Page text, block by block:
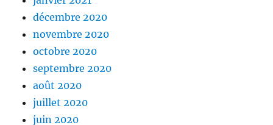
décembre 2020
novembre 2020
octobre 2020
septembre 2020
août 2020
juillet 2020
juin 2020